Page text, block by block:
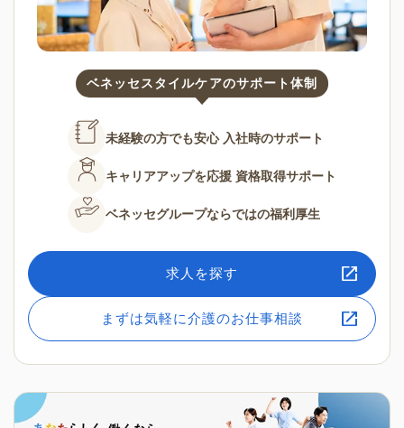
ベネッセスタイルケアのサポート体制
未経験の方でも安心 入社時のサポート
キャリアアップを応援 資格取得サポート
ベネッセグループならではの福利厚生
求人を探す
まずは気軽に介護のお仕事相談